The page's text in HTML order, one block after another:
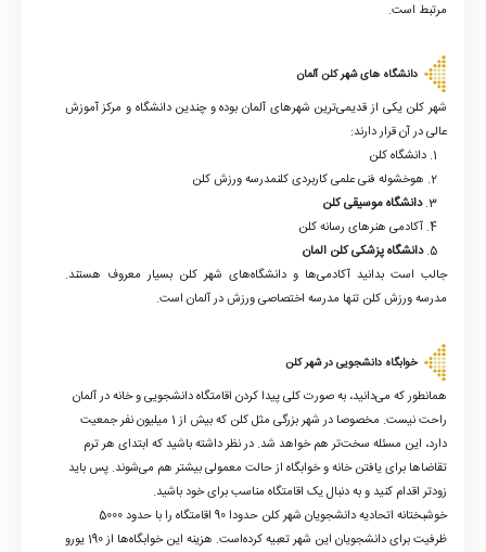
مرتبط است.
دانشگاه های شهر کلن آلمان
شهر کلن یکی از قدیمی‌ترین شهرهای آلمان بوده و چندین دانشگاه و مرکز آموزش
عالی در آن قرار دارند:
2. هوخشوله فنی علمی کاربردی کلنمدرسه ورزش کلن
3.
دانشگاه موسیقی کلن
4. آکادمی هنرهای رسانه کلن
5.
دانشگاه پزشکی کلن المان
جالب است بدانید آکادمی‌ها و دانشگاه‌های شهر کلن بسیار معروف هستند.
مدرسه ورزش کلن تنها مدرسه اختصاصی ورزش در آلمان است.
خوابگاه دانشجویی در شهر کلن
همانطور که می‌دانید، به صورت کلی پیدا کردن اقامتگاه دانشجویی و خانه در آلمان
راحت نیست. مخصوصا در شهر بزرگی مثل کلن که بیش از 1 میلیون نفر جمعیت
دارد، این مسئله سخت‌تر هم خواهد شد. در نظر داشته باشید که ابتدای هر ترم
تقاضاها برای یافتن خانه و خوابگاه از حالت معمولی بیشتر هم می‌شوند. پس باید
زودتر اقدام کنید و به دنبال یک اقامتگاه مناسب برای خود باشید.
خوشبختانه اتحادیه دانشجویان شهر کلن حدودا 90 اقامتگاه را با حدود 5000
ظرفیت برای دانشجویان این شهر تعبیه کرده‌است. هزینه این خوابگاه‌ها از 190 یورو